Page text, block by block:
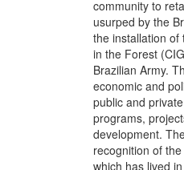
community to
usurped by the
the installation of
in the Forest
Brazilian Army.
economic and
public and
programs,
development.
recognition of
which has lived